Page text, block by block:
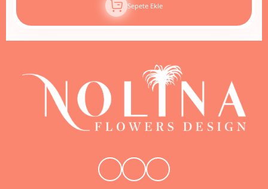
Sepete Ekle